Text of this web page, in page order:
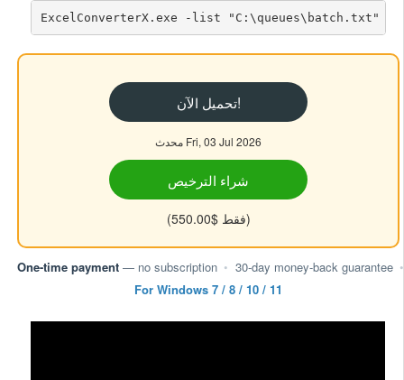
ExcelConverterX.exe -list "C:\queues\batch.txt"
تحميل الآن!
محدث Fri, 03 Jul 2026
شراء الترخيص
(فقط $550.00)
One-time payment — no subscription • 30-day money-back guarantee •
For Windows 7 / 8 / 10 / 11